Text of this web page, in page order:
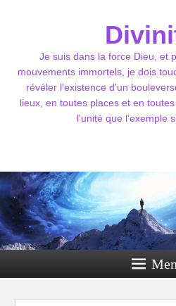
Je suis dans la force Dieu, et
mouvements immortels, je dois
révéler l'existence d'un
lieux, en toutes places et en
l'unité que l'exemple